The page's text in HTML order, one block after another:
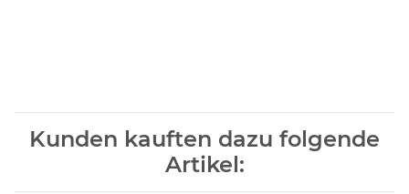
Kunden kauften dazu folgende
Artikel: